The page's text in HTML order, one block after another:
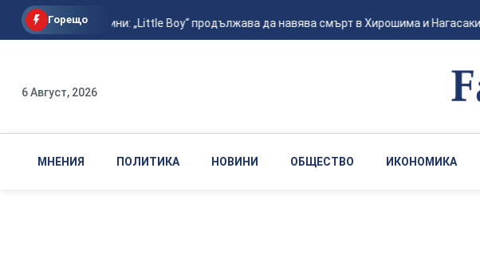
Горещо
След 81 години: „Little Boy“ продължава да навява смърт в Хирошима и Нагасаки...
6 Август, 2026
МНЕНИЯ ПОЛИТИКА НОВИНИ ОБЩЕСТВО ИКОНОМИКА